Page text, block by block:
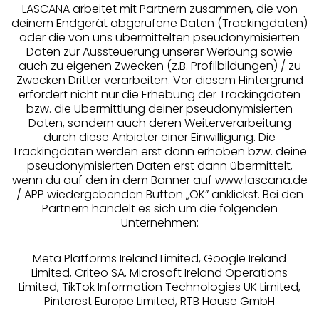
Services
Beratung
Über uns
Rechtliches
Alle Preise inkl. MwSt., zzgl.
Versandkosten
LASCANA arbeitet mit Partnern zusammen, die von
deinem Endgerät abgerufene Daten (Trackingdaten)
oder die von uns übermittelten pseudonymisierten
Daten zur Aussteuerung unserer Werbung sowie
auch zu eigenen Zwecken (z.B. Profilbildungen) / zu
Zwecken Dritter verarbeiten. Vor diesem Hintergrund
erfordert nicht nur die Erhebung der Trackingdaten
bzw. die Übermittlung deiner pseudonymisierten
Daten, sondern auch deren Weiterverarbeitung
durch diese Anbieter einer Einwilligung. Die
Trackingdaten werden erst dann erhoben bzw. deine
pseudonymisierten Daten erst dann übermittelt,
wenn du auf den in dem Banner auf www.lascana.de
/ APP wiedergebenden Button „OK” anklickst. Bei den
Partnern handelt es sich um die folgenden
Unternehmen:
Meta Platforms Ireland Limited, Google Ireland
Limited, Criteo SA, Microsoft Ireland Operations
Limited, TikTok Information Technologies UK Limited,
Pinterest Europe Limited, RTB House GmbH